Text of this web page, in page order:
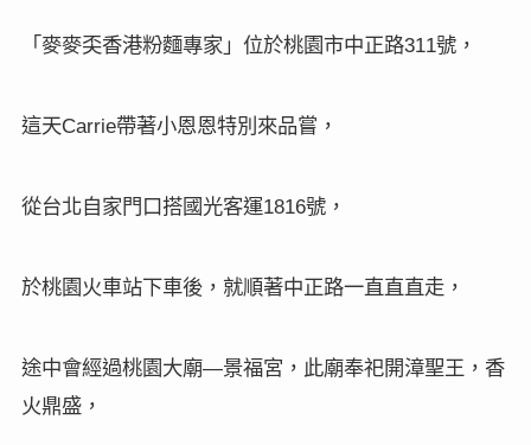
「麥麥奀香港粉麵專家」位於桃園市中正路311號，
這天Carrie帶著小恩恩特別來品嘗，
從台北自家門口搭國光客運1816號，
於桃園火車站下車後，就順著中正路一直直直走，
途中會經過桃園大廟—景福宮，此廟奉祀開漳聖王，香
火鼎盛，